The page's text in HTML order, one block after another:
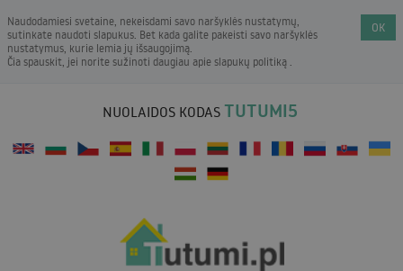
Naudodamiesi svetaine, nekeisdami savo naršyklės nustatymų,
sutinkate naudoti slapukus. Bet kada galite pakeisti savo naršyklės
nustatymus, kurie lemia jų išsaugojimą.
Čia spauskit, jei norite sužinoti daugiau apie slapukų politiką .
OK
NUOLAIDOS KODAS TUTUMI5